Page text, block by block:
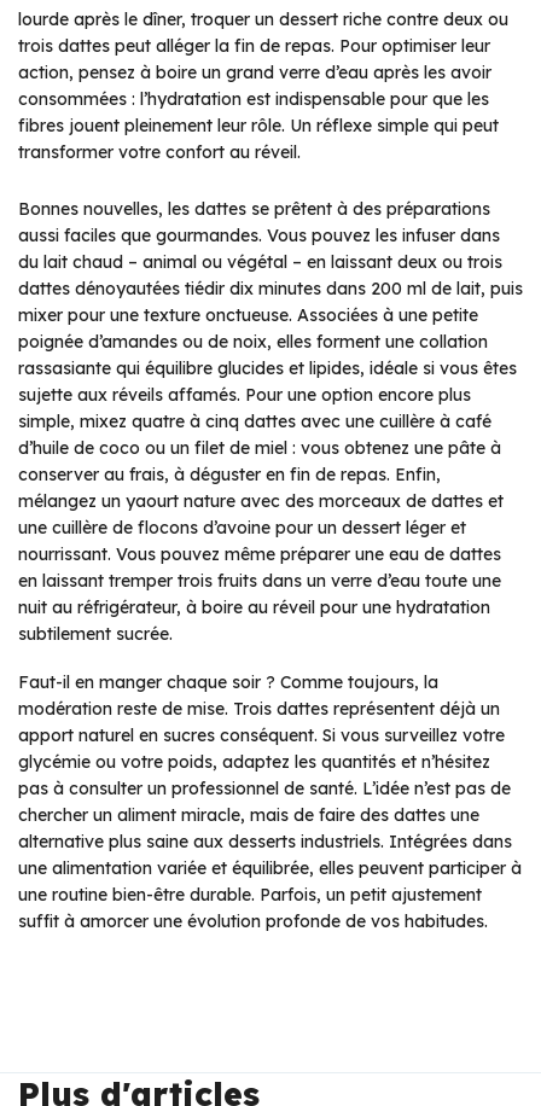
lourde après le dîner, troquer un dessert riche contre deux ou
trois dattes peut alléger la fin de repas. Pour optimiser leur
action, pensez à boire un grand verre d’eau après les avoir
consommées : l’hydratation est indispensable pour que les
fibres jouent pleinement leur rôle. Un réflexe simple qui peut
transformer votre confort au réveil.
Bonnes nouvelles, les dattes se prêtent à des préparations
aussi faciles que gourmandes. Vous pouvez les infuser dans
du lait chaud – animal ou végétal – en laissant deux ou trois
dattes dénoyautées tiédir dix minutes dans 200 ml de lait, puis
mixer pour une texture onctueuse. Associées à une petite
poignée d’amandes ou de noix, elles forment une collation
rassasiante qui équilibre glucides et lipides, idéale si vous êtes
sujette aux réveils affamés. Pour une option encore plus
simple, mixez quatre à cinq dattes avec une cuillère à café
d’huile de coco ou un filet de miel : vous obtenez une pâte à
conserver au frais, à déguster en fin de repas. Enfin,
mélangez un yaourt nature avec des morceaux de dattes et
une cuillère de flocons d’avoine pour un dessert léger et
nourrissant. Vous pouvez même préparer une eau de dattes
en laissant tremper trois fruits dans un verre d’eau toute une
nuit au réfrigérateur, à boire au réveil pour une hydratation
subtilement sucrée.
Faut-il en manger chaque soir ? Comme toujours, la
modération reste de mise. Trois dattes représentent déjà un
apport naturel en sucres conséquent. Si vous surveillez votre
glycémie ou votre poids, adaptez les quantités et n’hésitez
pas à consulter un professionnel de santé. L’idée n’est pas de
chercher un aliment miracle, mais de faire des dattes une
alternative plus saine aux desserts industriels. Intégrées dans
une alimentation variée et équilibrée, elles peuvent participer à
une routine bien-être durable. Parfois, un petit ajustement
suffit à amorcer une évolution profonde de vos habitudes.
Plus d'articles